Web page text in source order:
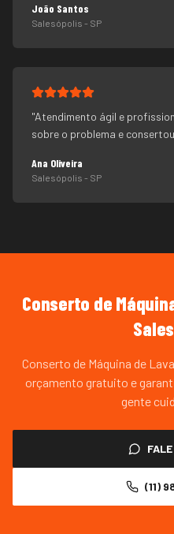
João Santos
Salesópolis - SP
"Atendimento ágil e
sobre o problema e
Ana Oliveira
Salesópolis - SP
Conserto de
Conserto de Máquina de
orçamento gratuito e
gente
(11)